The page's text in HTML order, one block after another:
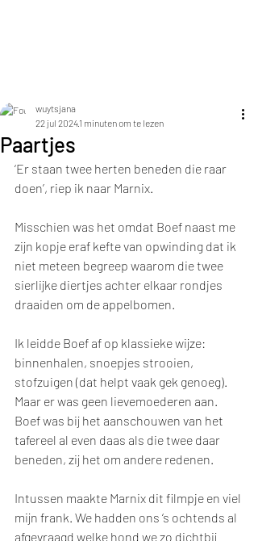
Paartjes
wuytsjana
22 jul 20241 minuten om te lezen
‘Er staan twee herten beneden die raar
doen’, riep ik naar Marnix.
Misschien was het omdat Boef naast me
zijn kopje eraf kefte van opwinding dat ik
niet meteen begreep waarom die twee
sierlijke diertjes achter elkaar rondjes
draaiden om de appelbomen.
Ik leidde Boef af op klassieke wijze:
binnenhalen, snoepjes strooien,
stofzuigen (dat helpt vaak gek genoeg).
Maar er was geen lievemoederen aan.
Boef was bij het aanschouwen van het
tafereel al even daas als die twee daar
beneden, zij het om andere redenen.
Intussen maakte Marnix dit filmpje en viel
mijn frank. We hadden ons ‘s ochtends al
afgevraagd welke hond we zo dichtbij